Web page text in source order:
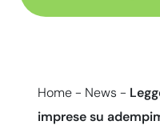
Home - News -
imprese su